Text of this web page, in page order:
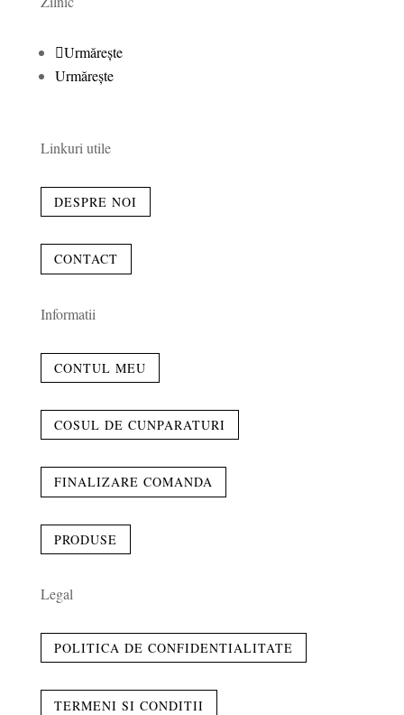
Urmărește
Urmărește
Linkuri utile
DESPRE NOI
CONTACT
Informatii
CONTUL MEU
COSUL DE CUNPARATURI
FINALIZARE COMANDA
PRODUSE
Legal
POLITICA DE CONFIDENTIALITATE
TERMENI SI CONDITII